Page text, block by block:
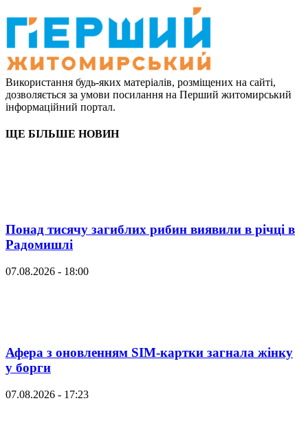
Використання будь-яких матеріалів, розміщених на сайті,
дозволяється за умови посилання на Перший житомирський
інформаційний портал.
ЩЕ БІЛЬШЕ НОВИН
Понад тисячу загиблих рибин виявили в річці в
Радомишлі
07.08.2026 - 18:00
Афера з оновленням SIM-картки загнала жінку
у борги
07.08.2026 - 17:23